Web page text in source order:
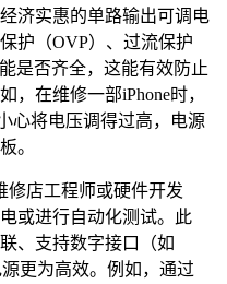
济实惠的单路输出可调电
护（OVP）、过流保护
是否齐全，这能有效防止
，在维修一部iPhone时，
心将电压调得过高，电源
。
修店工程师或硬件开发
或进行自动化测试。此
、支持数字接口（如
更为高效。例如，通过